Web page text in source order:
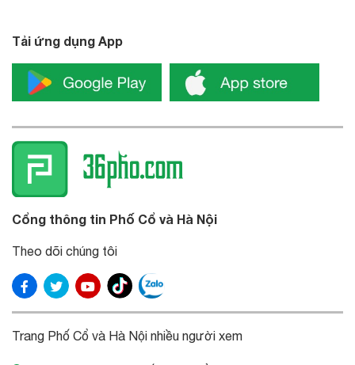
Tải ứng dụng App
Cổng thông tin Phố Cổ và Hà Nội
Theo dõi chúng tôi
Trang Phố Cổ và Hà Nội nhiều người xem